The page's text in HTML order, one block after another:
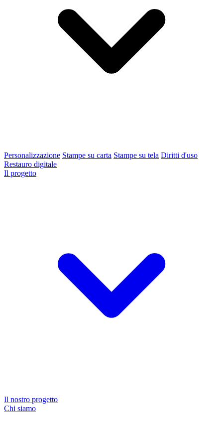
Personalizzazione Stampe su carta Stampe su tela Diritti d'uso
Restauro digitale
Il progetto
Il nostro progetto
Chi siamo